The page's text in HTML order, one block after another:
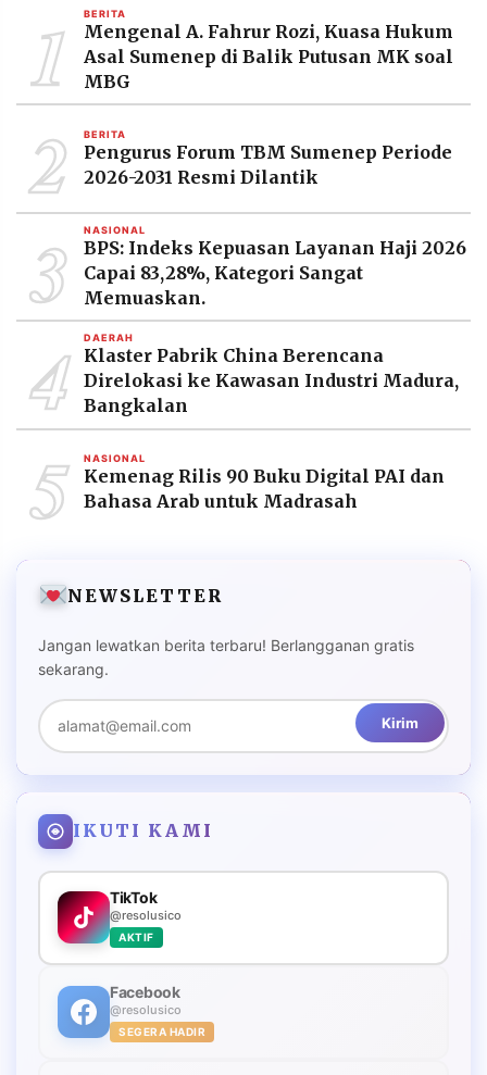
1 BERITA
Mengenal A. Fahrur Rozi, Kuasa Hukum
Asal Sumenep di Balik Putusan MK soal
MBG
2 BERITA
Pengurus Forum TBM Sumenep Periode
2026-2031 Resmi Dilantik
3 NASIONAL
BPS: Indeks Kepuasan Layanan Haji 2026
Capai 83,28%, Kategori Sangat
Memuaskan.
4 DAERAH
Klaster Pabrik China Berencana
Direlokasi ke Kawasan Industri Madura,
Bangkalan
5 NASIONAL
Kemenag Rilis 90 Buku Digital PAI dan
Bahasa Arab untuk Madrasah
NEWSLETTER
Jangan lewatkan berita terbaru! Berlangganan gratis
sekarang.
Kirim
IKUTI KAMI
TikTok
@resolusico
AKTIF
Facebook
@resolusico
SEGERA HADIR